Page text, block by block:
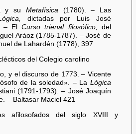
y su Metafísica(1780). – Las
dictadas por Luis José
– ElCurso trienal filosófico, del
Aráoz (1785-1787). – José de
de Lahardén (1778), 397
del Colegio carolino
y el discurso de 1773. – Vicente
de la soledad». – LaLógica
(1791-1793). – José Joaquín
– Baltasar Maciel 421
afilosofados del siglo XVIII y